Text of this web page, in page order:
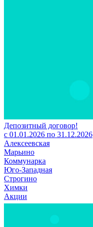
Депозитный договор!
с 01.01.2026 по 31.12.2026
Алексеевская
Марьино
Коммунарка
Юго-Западная
Строгино
Химки
Акции